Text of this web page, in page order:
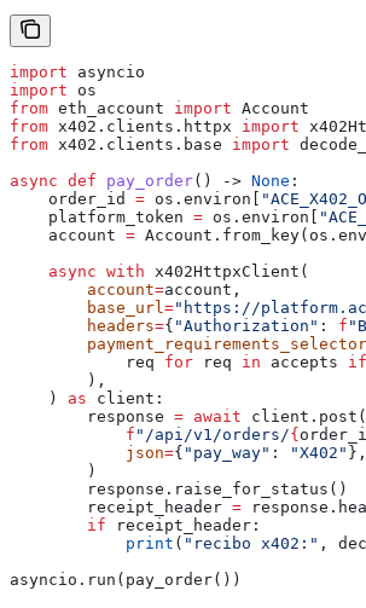
import asyncio
import os
from eth_account import Account
from x402.clients.httpx import
from x402.clients.base import
async def pay_order() -> None :
    order_id
= os.environ[
    platform_token
= os.environ[
    account
=
    async
with x402HttpxClient(
        account
=account,
        base_url
="https://
        headers
={ "Authorization" : f
        payment_requirements_selector
            req
for req in accepts if
        ),
    )
as client:
        response
= await client.post(
            f
"/api/v1/orders/{
            json
={ "pay_way" : "X402" },
        )
        response.raise_for_status()
        receipt_header
=
        if
receipt_header:
            print
( "recibo x402:" ,
asyncio.run(pay_order())